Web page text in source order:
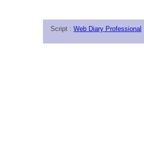
Script : Web Diary Professional